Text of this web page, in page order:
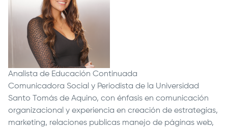
Analista de Educación Continuada
Comunicadora Social y Periodista de la Universidad
Santo Tomás de Aquino, con énfasis en comunicación
organizacional y experiencia en creación de estrategias,
marketing, relaciones publicas manejo de páginas web,